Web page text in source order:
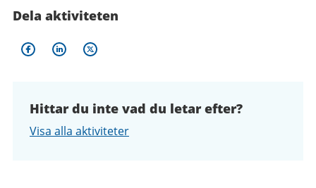
Dela aktiviteten
Hittar du inte vad du letar efter?
Visa alla aktiviteter